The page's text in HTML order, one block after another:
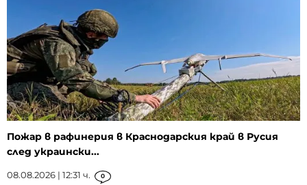
Пожар в рафинерия в Краснодарския край в Русия
след украински...
08.08.2026 | 12:31 ч. 0